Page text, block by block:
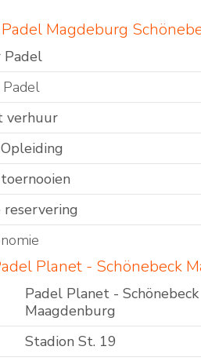
Magdeburg
Padel
Padel
verhuur
reservering
Planet - Schönebeck
Padel Planet - Schönebeck
Maagdenburg
Stadion St. 19